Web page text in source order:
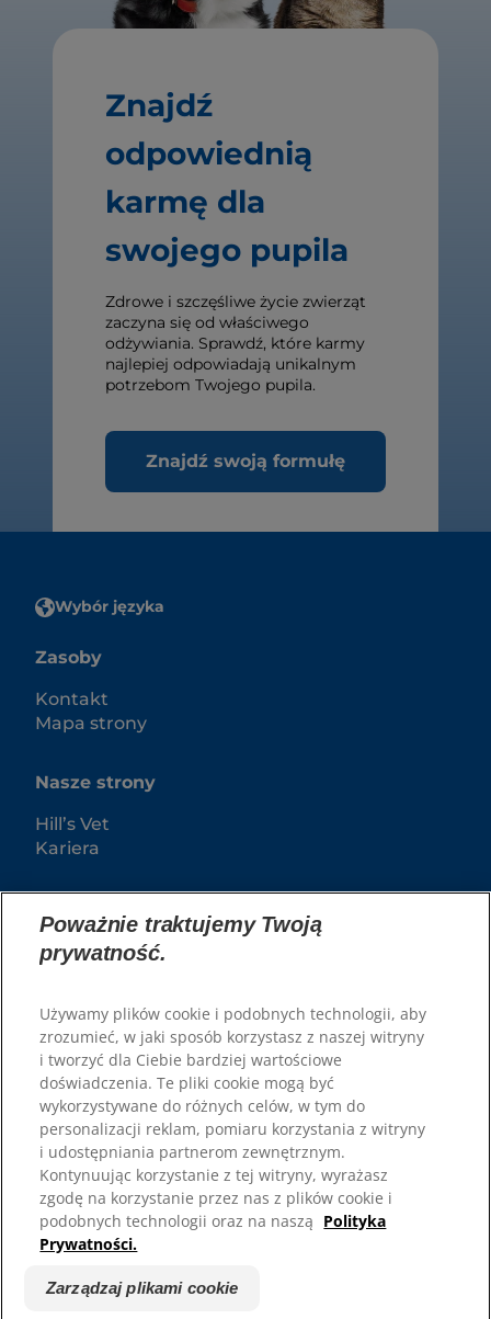
Znajdź
odpowiednią
karmę dla
swojego pupila
Zdrowe i szczęśliwe życie zwierząt
zaczyna się od właściwego
odżywiania. Sprawdź, które karmy
najlepiej odpowiadają unikalnym
potrzebom Twojego pupila.
Znajdź swoją formułę
Wybór języka
Zasoby
Kontakt
Mapa strony
Nasze strony
Hill’s Vet
Kariera
© 2025 Hill's Pet Nutrition, Inc.
All rights reserved.
As used herein, denotes registered trademark status
in the U.S. only; registration status in other
geographies may be different. Your use of this site is
subject to our terms.
Regulamin
Regulamin i polityka
Zaangażowanie prawne
Poważnie traktujemy Twoją
prywatność.
Używamy plików cookie i podobnych technologii, aby
zrozumieć, w jaki sposób korzystasz z naszej witryny
i tworzyć dla Ciebie bardziej wartościowe
doświadczenia. Te pliki cookie mogą być
wykorzystywane do różnych celów, w tym do
personalizacji reklam, pomiaru korzystania z witryny
i udostępniania partnerom zewnętrznym.
Kontynuując korzystanie z tej witryny, wyrażasz
zgodę na korzystanie przez nas z plików cookie i
podobnych technologii oraz na naszą Polityka
Prywatności.
Zarządzaj plikami cookie